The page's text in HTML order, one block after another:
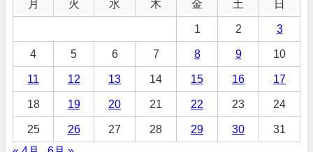
月 火 水 木 金 土 日
1 2 3
4 5 6 7 8 9 10
11 12 13 14 15 16 17
18 19 20 21 22 23 24
25 26 27 28 29 30
31